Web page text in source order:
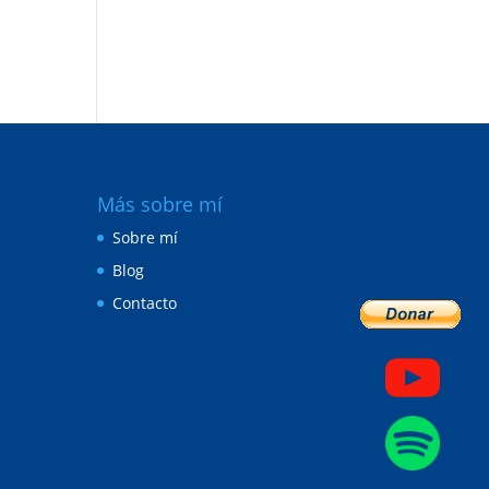
Más sobre mí
Sobre mí
Blog
Contacto